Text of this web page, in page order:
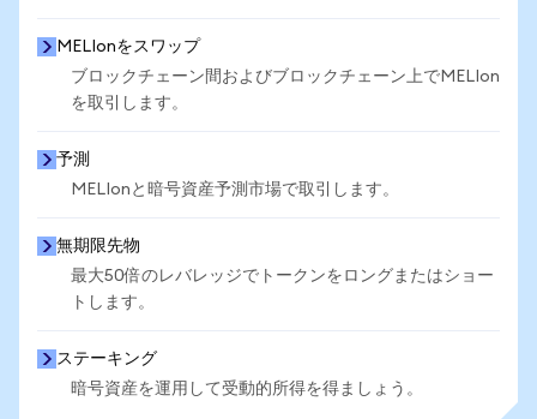
MELIonをスワップ
ブロックチェーン間およびブロックチェーン上でMELIon
を取引します。
予測
MELIonと暗号資産予測市場で取引します。
無期限先物
最大50倍のレバレッジでトークンをロングまたはショー
トします。
ステーキング
暗号資産を運用して受動的所得を得ましょう。